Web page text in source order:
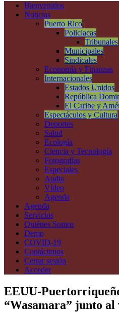
Bienvenidos
Noticias
Puerto Rico
Policiacas
Tribunales
Municipales
Sindicales
Economía y Finanzas
Internacionales
Estados Unidos
República
El Caribe y
Espectáculos y Cultura
Deportes
Salud
Ecología
Ciencia y Tecnología
Fotografías
Especiales
Audio
Vídeo
Agenda
Agenda
Servicios
Quiénes Somos
Demo
COVID-19
Contáctenos
Cerrar sesión
Acceder
EEUU-
“Wasamara” junto al